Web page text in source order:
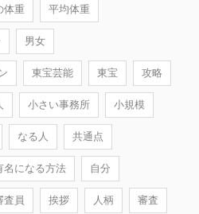
体重 平均体重
男女
東宝芸能 東宝 攻略
小さい事務所 小規模
なる人 共通点
名になる方法 自分
査員 挨拶 人柄 審査